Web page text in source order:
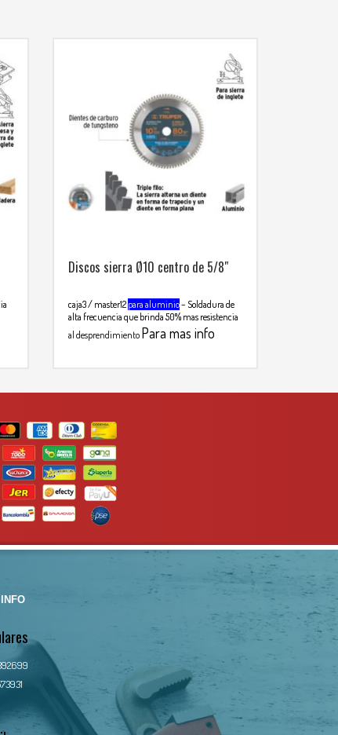
Discos sierra Ø10 centro de 5/8″
caja3 / master12 para aluminio– Soldadura de
alta frecuencia que brinda 50% mas resistencia
al desprendimiento Para mas info